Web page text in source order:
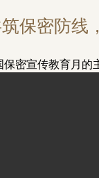
保密防线
密宣传教育月的